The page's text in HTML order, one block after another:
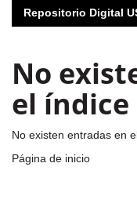
Repositorio Digital
No
el índice
No existen entradas en
Página de inicio